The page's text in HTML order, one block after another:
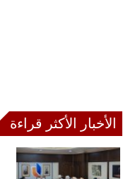
الأخبار الأكثر قراءة